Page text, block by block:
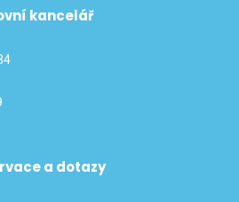
kancelář
a dotazy